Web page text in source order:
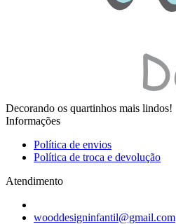
Decorando os quartinhos mais lindos!
Informações
Política de envios
Política de troca e devolução
Atendimento
wooddesigninfantil@gmail.com